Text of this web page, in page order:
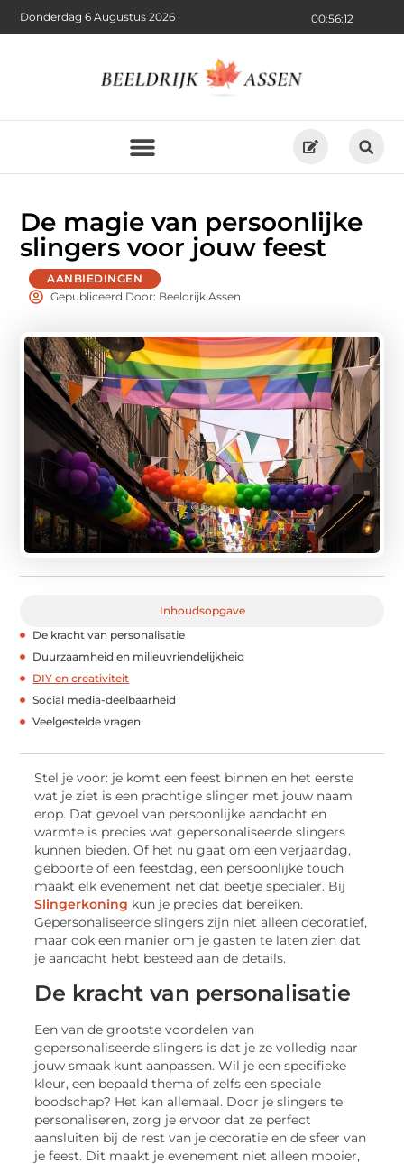
00:56:14
Donderdag 6 Augustus 2026
De magie van persoonlijke
slingers voor jouw feest
AANBIEDINGEN
Gepubliceerd Door: Beeldrijk Assen
Inhoudsopgave
De kracht van personalisatie
Duurzaamheid en milieuvriendelijkheid
DIY en creativiteit
Social media-deelbaarheid
Veelgestelde vragen
Stel je voor: je komt een feest binnen en het eerste
wat je ziet is een prachtige slinger met jouw naam
erop. Dat gevoel van persoonlijke aandacht en
warmte is precies wat gepersonaliseerde slingers
kunnen bieden. Of het nu gaat om een verjaardag,
geboorte of een feestdag, een persoonlijke touch
maakt elk evenement net dat beetje specialer. Bij
Slingerkoning kun je precies dat bereiken.
Gepersonaliseerde slingers zijn niet alleen decoratief,
maar ook een manier om je gasten te laten zien dat
je aandacht hebt besteed aan de details.
De kracht van personalisatie
Een van de grootste voordelen van
gepersonaliseerde slingers is dat je ze volledig naar
jouw smaak kunt aanpassen. Wil je een specifieke
kleur, een bepaald thema of zelfs een speciale
boodschap? Het kan allemaal. Door je slingers te
personaliseren, zorg je ervoor dat ze perfect
aansluiten bij de rest van je decoratie en de sfeer van
je feest. Dit maakt je evenement niet alleen mooier,